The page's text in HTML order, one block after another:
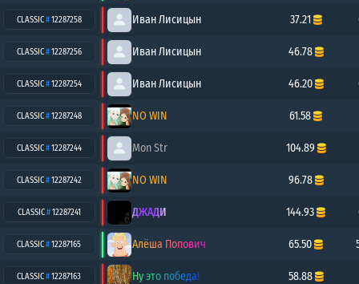
CLASSIC#12287258 Иван Лисицын 37.21
CLASSIC#12287256 Иван Лисицын 46.78
CLASSIC#12287254 Иван Лисицын 46.20
CLASSIC#12287248 NO WIN 61.58
CLASSIC#12287244 Mon Str 104.89
CLASSIC#12287242 NO WIN 96.78
CLASSIC#12287241 ДЖАДИ 144.93
CLASSIC#12287165 Алёша Попович 65.50
CLASSIC#12287163 Ну это победа! 58.88